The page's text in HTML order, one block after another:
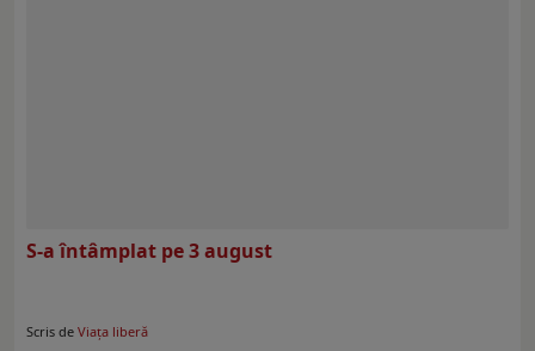
S-a întâmplat pe 3 august
Scris de Viaţa liberă